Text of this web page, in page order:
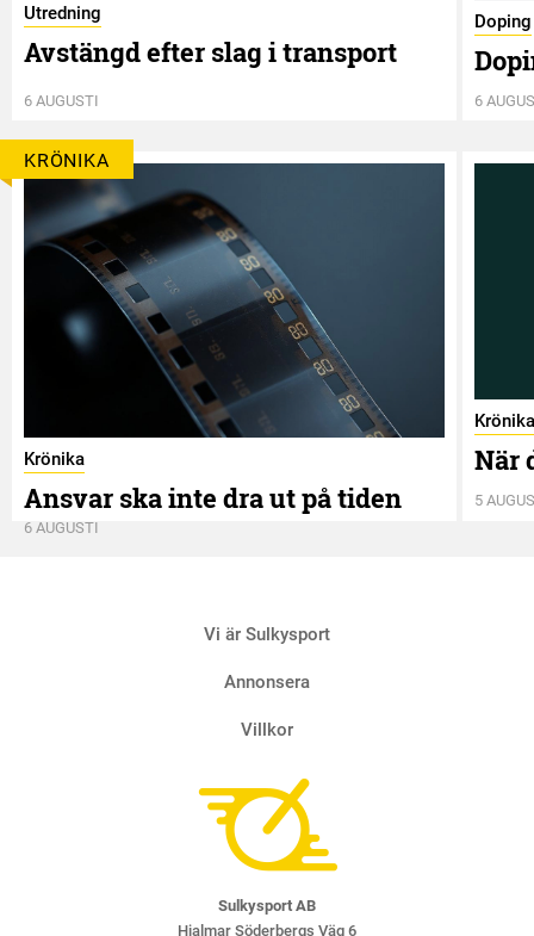
Utredning
Avstängd efter slag i transport
6 AUGUSTI
Doping
6
KRÖNIKA
Krönika
Ansvar ska inte dra ut på tiden
6 AUGUSTI
Krönika
När
5
Vi är Sulkysport
Annonsera
Villkor
Sulkysport AB
Hjalmar Söderbergs Väg 6